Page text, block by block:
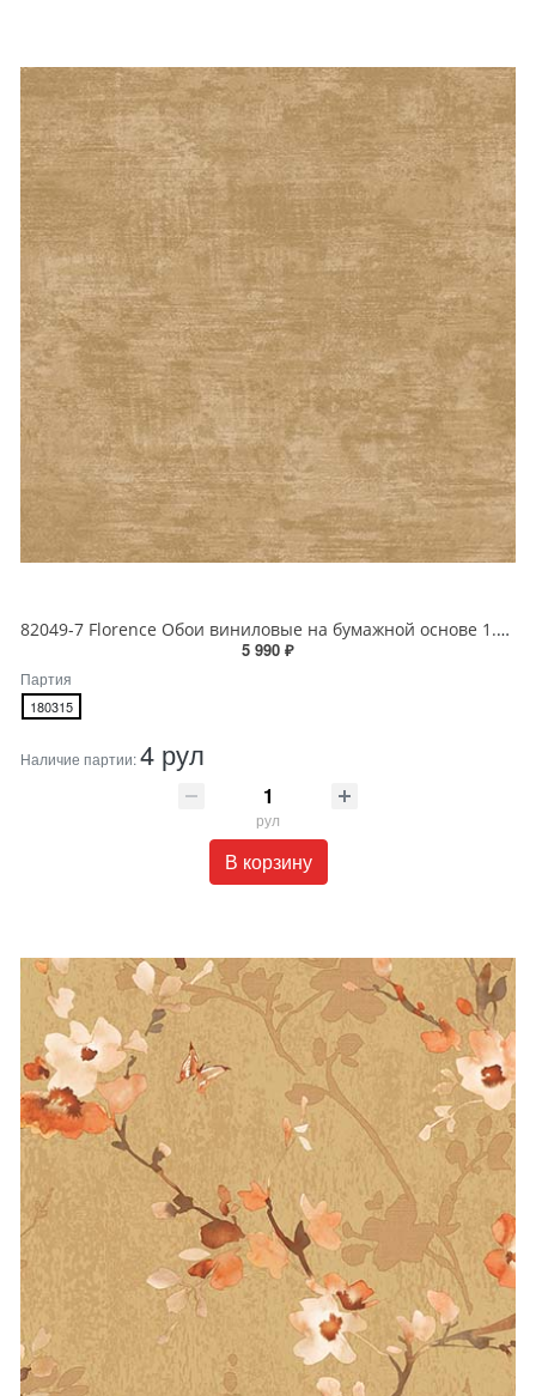
82049-7 Florence Обои виниловые на бумажной основе 1.06*15.6
5 990 ₽
Партия
180315
Наличие партии:4 рул
рул
В корзину